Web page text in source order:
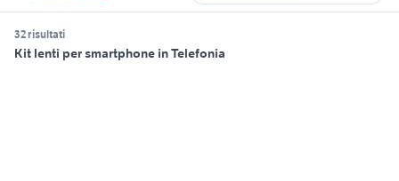
32 risultati
Kit lenti per smartphone in Telefonia